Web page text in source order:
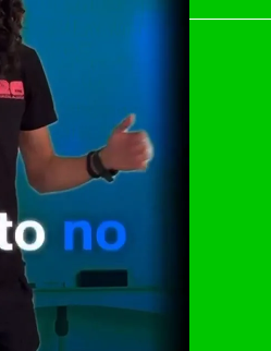
USA
Clase
sports